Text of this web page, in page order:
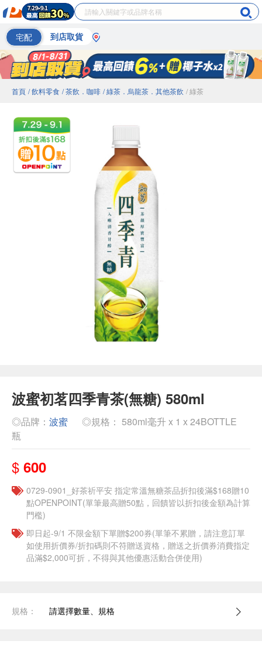
宅配 到店取貨
首頁 / 飲料零食 / 茶飲．咖啡 / 綠茶．烏龍茶．其他茶飲 / 綠茶
波蜜初茗四季青茶(無糖) 580ml
◎品牌： 波蜜
◎規格： 580ml毫升 x 1 x 24BOTTLE
瓶
$ 600
​​0729-0901_好茶祈平安 指定常溫無糖茶品折扣後滿$168贈10
點OPENPOINT(單筆最高贈50點，回饋皆以折扣後金額為計算
門檻)
即日起-9/1 不限金額下單贈$200券(單筆不累贈，請注意訂單
如使用折價券/折扣碼則不符贈送資格，贈送之折價券消費指定
品滿$2,000可折，不得與其他優惠活動合併使用)
規格： 請選擇數量、規格